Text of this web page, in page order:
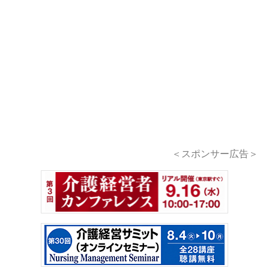
＜スポンサー広告＞